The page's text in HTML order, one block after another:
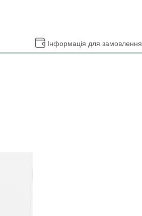
Інформація для замовлення